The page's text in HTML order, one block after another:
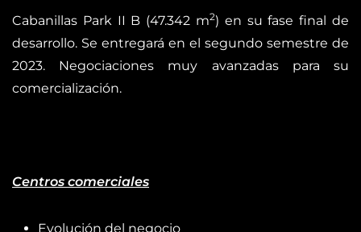
Cabanillas Park II B (47.342 m2) en su fase final de
desarrollo. Se entregará en el segundo semestre de
2023. Negociaciones muy avanzadas para su
comercialización.
Centros comerciales
Evolución del negocio